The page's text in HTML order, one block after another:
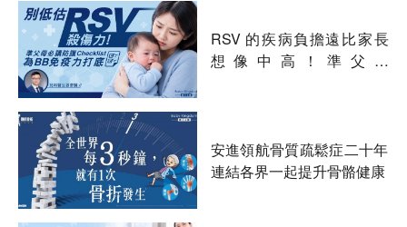
RSV 的疾病負擔遠比家長
想像中高！準父母
安進領航骨質疏鬆症二十年
連結各界一起提升骨骼健康